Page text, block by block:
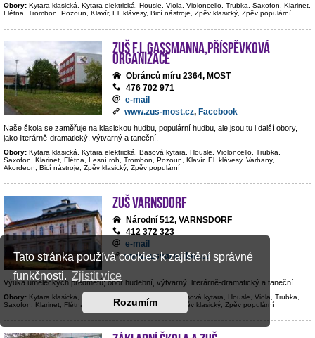
Tato stránka používá cookies k zajištění správné
funkčnosti. Zjistit více
Rozumím
Obory: Kytara klasická, Kytara elektrická, Housle, Viola, Violoncello, Trubka, Saxofon, Klarinet,
Flétna, Trombon, Pozoun, Klavír, El. klávesy, Bicí nástroje, Zpěv klasický, Zpěv populární
ZUŠ F.L.Gassmanna,příspěvková
organizace
Obránců míru 2364, MOST
476 702 971
e-mail
www.zus-most.cz, Facebook
Naše škola se zaměřuje na klasickou hudbu, populární hudbu, ale jsou tu i další obory,
jako literárně-dramatický, výtvarný a taneční.
Obory: Kytara klasická, Kytara elektrická, Basová kytara, Housle, Violoncello, Trubka,
Saxofon, Klarinet, Flétna, Lesní roh, Trombon, Pozoun, Klavír, El. klávesy, Varhany,
Akordeon, Bicí nástroje, Zpěv klasický, Zpěv populární
ZUŠ Varnsdorf
Národní 512, VARNSDORF
412 372 323
e-mail
www.zusvarnsdorf.cz
Výuka uměleckých předmětů; obor hudební, výtvarný, literárně-dramatický a taneční.
Obory: Kytara klasická, Kytara elektrická, Kontrabas, Basová kytara, Housle, Viola, Trubka,
Saxofon, Klarinet, Flétna, Hoboj, Klavír, Bicí nástroje, Zpěv klasický, Zpěv populární